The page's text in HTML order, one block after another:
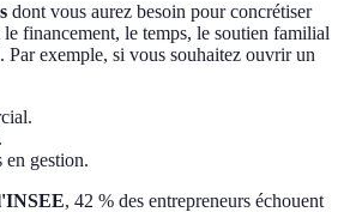
dont vous aurez besoin pour concrétiser
financement, le temps, le soutien familial
Par exemple, si vous souhaitez ouvrir un
en gestion.
, 42 % des entrepreneurs échouent